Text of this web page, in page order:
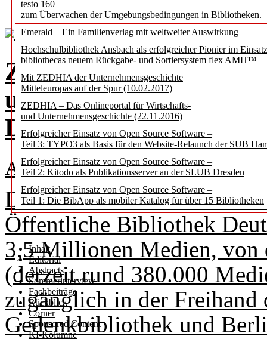
testo 160
zum Überwachen der Umgebungsbedingungen in Bibliotheken.
Emerald – Ein Familienverlag mit weltweiter Auswirkung
Hochschulbibliothek Ansbach als erfolgreicher Pionier im
bibliothecas neuem Rückgabe- und Sortiersystem flex AMH™
Mit ZEDHIA der Unternehmensgeschichte
Mitteleuropas auf der Spur (10.02.2017)
ZEDHIA – Das Onlineportal für Wirtschafts-
und Unternehmensgeschichte (22.11.2016)
Erfolgreicher Einsatz von Open Source Software –
Teil 3: TYPO3 als Basis für den Website-Relaunch der SUB
Erfolgreicher Einsatz von Open Source Software –
Teil 2: Kitodo als Publikationsserver an der SLUB Dresden
Erfolgreicher Einsatz von Open Source Software –
Teil 1: Die BibApp als mobiler Katalog für über 15 Bibliotheken
Inhalt
Editorial
Abstracts
Sommerinterview
Fachbeiträge
Rückblick
Corner
Sponsored Content
KI-Kolumne
Volle Regale im
Zwischen
und Berufsverständnis:
Die Freihandpflege
Anne Dreger, Verena Feistauer
Die Zentral- und
Öffentliche Bibliothek
3,5 Millionen Medien, von
(derzeit rund 380.000
zugänglich in der Freihand
Gedenkbibliothek und